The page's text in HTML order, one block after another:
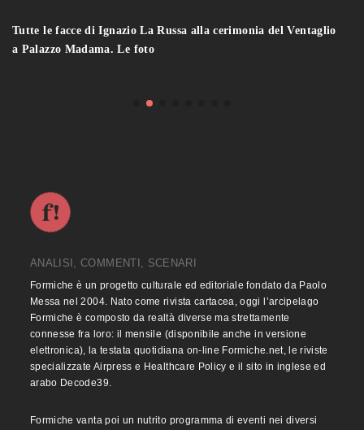
Tutte le facce di Ignazio La Russa alla cerimonia del Ventaglio
a Palazzo Madama. Le foto
ANALISI, COMMENTI, SCENARI
Formiche è un progetto culturale ed editoriale fondato da Paolo
Messa nel 2004. Nato come rivista cartacea, oggi l’arcipelago
Formiche è composto da realtà diverse ma strettamente
connesse fra loro: il mensile (disponibile anche in versione
elettronica), la testata quotidiana on-line Formiche.net, le riviste
specializzate Airpress e Healthcare Policy e il sito in inglese ed
arabo Decode39.
Formiche vanta poi un nutrito programma di eventi nei diversi